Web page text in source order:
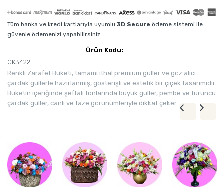
Tüm banka ve kredi kartlarıyla uyumlu 3D Secure ödeme sistemi ile
güvenle ödemenizi yapabilirsiniz.
Ürün Kodu:
CK3422
Renkli Zarafet Buketi, tamamı ithal premium güller ve göz alıcı
çardak güllerle hazırlanmış, gösterişli ve estetik bir çiçek tasarımıdır.
Buketin içeriğinde şeftali tonlarında büyük güller, pembe ve turuncu
çardak güller, canlı ve taze görünümleriyle dikkat çeker.